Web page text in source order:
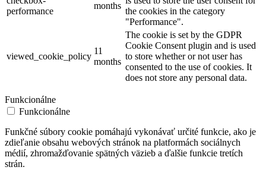
performance
months
the cookies in the category
"Performance".
viewed_cookie_policy
11
months
The cookie is set by the GDPR
Cookie Consent plugin and is used
to store whether or not user has
consented to the use of cookies. It
does not store any personal data.
Funkcionálne
Funkcionálne
Funkčné súbory cookie pomáhajú vykonávať určité funkcie, ako je
zdieľanie obsahu webových stránok na platformách sociálnych
médií, zhromažďovanie spätných väzieb a ďalšie funkcie tretích
strán.